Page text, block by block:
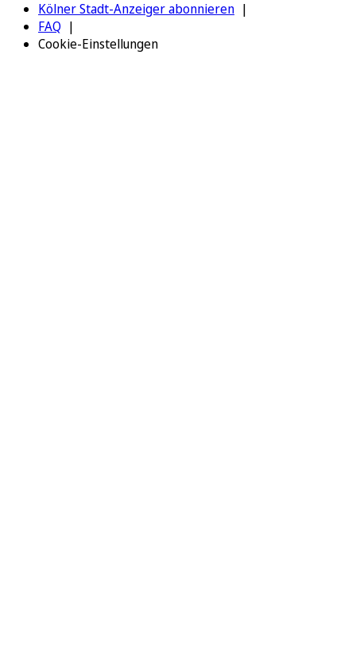
Kölner Stadt-Anzeiger abonnieren
FAQ
Cookie-Einstellungen